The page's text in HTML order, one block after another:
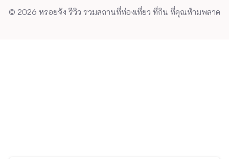
© 2026 หรอยจัง รีวิว รวมสถานที่ท่องเที่ยว ที่กิน ที่คุณห้ามพลาด